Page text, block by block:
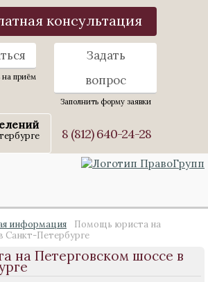
консультация
на приём
Задать
вопрос
Заполнить форму заявки
8 (812) 640-24-28
информация
Помощь юриста на
Санкт-Петербурге
на Петерговском шоссе в